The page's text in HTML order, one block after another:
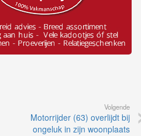
Volgende
Motorrijder (63) overlijdt bij
ongeluk in zijn woonplaats